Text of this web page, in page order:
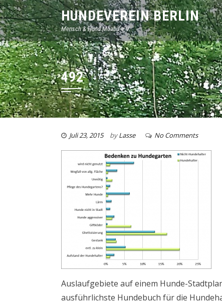
HUNDEVEREIN BERLIN
Mensch & Hund Moabit e.V.
492
Juli 23, 2015 byLasse No Comments
Auslaufgebiete auf einem Hunde-
ausführlichste Hundebuch für die